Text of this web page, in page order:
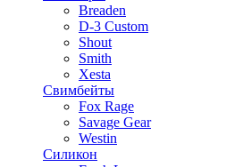
Breaden
D-3 Custom
Shout
Smith
Xesta
Свимбейты
Fox Rage
Savage Gear
Westin
Силикон